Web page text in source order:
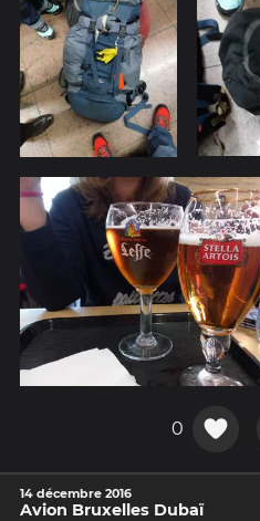
0
14 décembre 2016
Avion Bruxelles Dubaï